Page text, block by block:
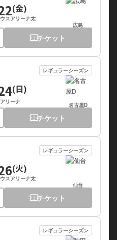
(金)
スアリーナ太
広島
confirmation_numberチケット
レギュラーシーズン
(日)
リーナ 名古屋D
confirmation_numberチケット
レギュラーシーズン
(火)
スアリーナ太
仙台
confirmation_numberチケット
レギュラーシーズン